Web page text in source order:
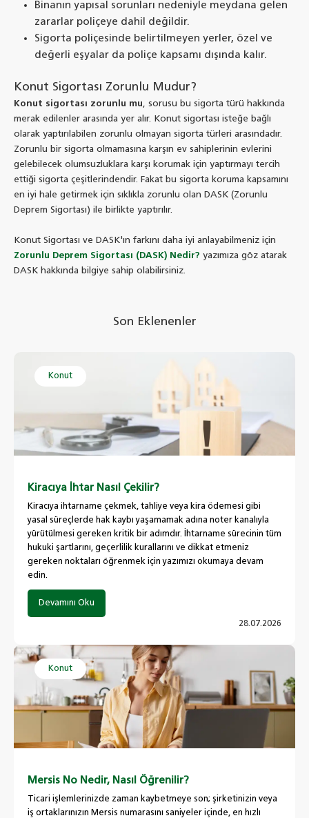
Binanın yapısal sorunları nedeniyle meydana gelen
zararlar poliçeye dahil değildir.
Sigorta poliçesinde belirtilmeyen yerler, özel ve
değerli eşyalar da poliçe kapsamı dışında kalır.
Konut Sigortası Zorunlu Mudur?
Konut sigortası zorunlu mu, sorusu bu sigorta türü hakkında
merak edilenler arasında yer alır. Konut sigortası isteğe bağlı
olarak yaptırılabilen zorunlu olmayan sigorta türleri arasındadır.
Zorunlu bir sigorta olmamasına karşın ev sahiplerinin evlerini
gelebilecek olumsuzluklara karşı korumak için yaptırmayı tercih
ettiği sigorta çeşitlerindendir. Fakat bu sigorta koruma kapsamını
en iyi hale getirmek için sıklıkla zorunlu olan DASK (Zorunlu
Deprem Sigortası) ile birlikte yaptırılır.
Konut Sigortası ve DASK'ın farkını daha iyi anlayabilmeniz için
Zorunlu Deprem Sigortası (DASK) Nedir? yazımıza göz atarak
DASK hakkında bilgiye sahip olabilirsiniz.
Son Eklenenler
Konut
Kiracıya İhtar Nasıl Çekilir?
Kiracıya ihtarname çekmek, tahliye veya kira ödemesi gibi
yasal süreçlerde hak kaybı yaşamamak adına noter kanalıyla
yürütülmesi gereken kritik bir adımdır. İhtarname sürecinin tüm
hukuki şartlarını, geçerlilik kurallarını ve dikkat etmeniz
gereken noktaları öğrenmek için yazımızı okumaya devam
edin.
Devamını Oku
28.07.2026
Konut
Mersis No Nedir, Nasıl Öğrenilir?
Ticari işlemlerinizde zaman kaybetmeye son; şirketinizin veya
iş ortaklarınızın Mersis numarasını saniyeler içinde, en hızlı